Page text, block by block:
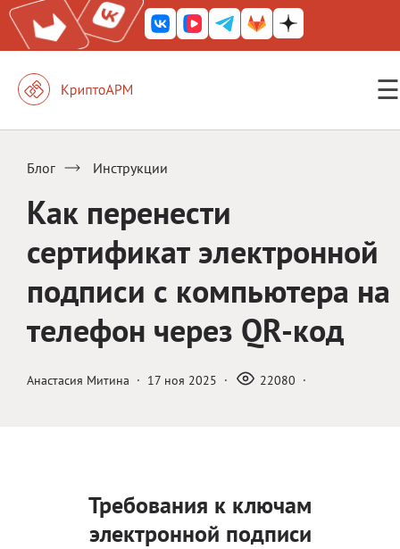
☰
Железный почтовый ящик
КриптоАРМ Mobile
КриптоАРМ ID
КриптоАРМ Документы
Решения
Магазин
Блог Инструкции
Как перенести
сертификат электронной
подписи с компьютера на
телефон через QR-код
Анастасия Митина · 17 ноя 2025 · 22080 ·
Требования к ключам
электронной подписи